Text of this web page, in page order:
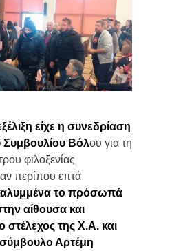
είχε η συνεδρίαση
Συμβουλίου Βόλου για τη
φιλοξενίας
περίπου επτά
το πρόσωπά
αίθουσα και
στέλεχος της Χ.Α. και
Αρτέμη